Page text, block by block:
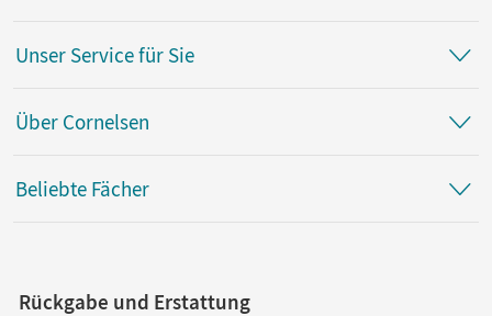
Unser Service für Sie
Über Cornelsen
Beliebte Fächer
Rückgabe und Erstattung